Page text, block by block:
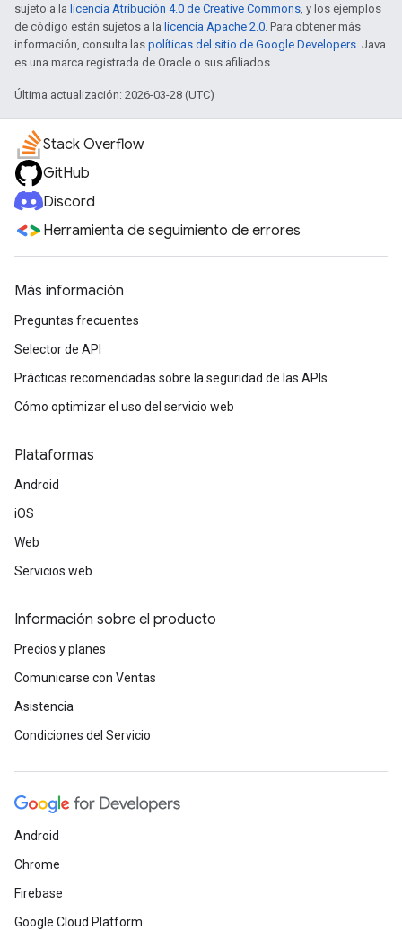
sujeto a la licencia Atribución 4.0 de Creative Commons, y los ejemplos
de código están sujetos a la licencia Apache 2.0. Para obtener más
información, consulta las políticas del sitio de Google Developers. Java
es una marca registrada de Oracle o sus afiliados.
Última actualización: 2026-03-28 (UTC)
Stack Overflow
GitHub
Discord
Herramienta de seguimiento de errores
Más información
Preguntas frecuentes
Selector de API
Prácticas recomendadas sobre la seguridad de las APIs
Cómo optimizar el uso del servicio web
Plataformas
Android
iOS
Web
Servicios web
Información sobre el producto
Precios y planes
Comunicarse con Ventas
Asistencia
Condiciones del Servicio
Android
Chrome
Firebase
Google Cloud Platform